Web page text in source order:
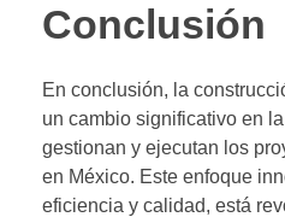
Conclusión
En conclusión, la
un cambio significativo en
gestionan y ejecutan los
en México. Este enfoque
eficiencia y calidad, está